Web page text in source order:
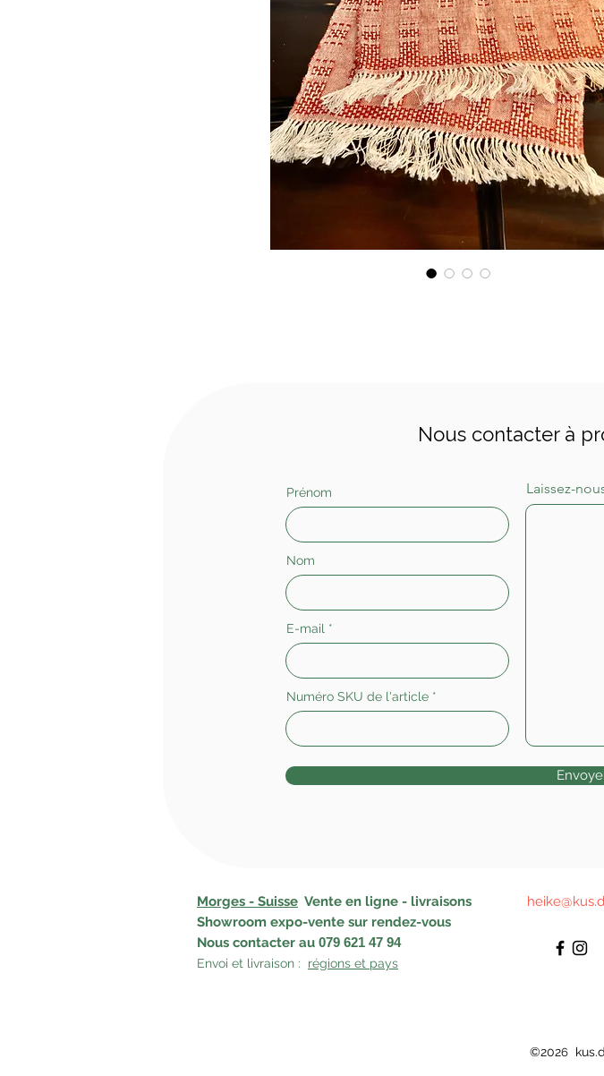
Nous contacter à
Prénom
Nom
E-mail
Numéro SKU de l'article
Laissez-
Morges - Suisse Vente en ligne - livraisons
Showroom expo-vente sur rendez-vous
Nous contacter au 079 621 47 94
Envoi et livraison : régions et pays
©2026